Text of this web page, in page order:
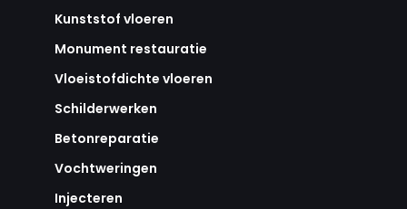
Kunststof vloeren
Monument restauratie
Vloeistofdichte vloeren
Schilderwerken
Betonreparatie
Vochtweringen
Injecteren